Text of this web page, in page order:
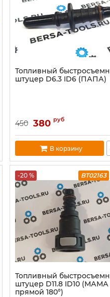
Топливный
штуцер D6.3 ID6 (ПАПА)
450 380 руб
В корзину
-20 % BT02163
Топливный
штуцер D11.8 ID10 (МАМА
прямой 180°)